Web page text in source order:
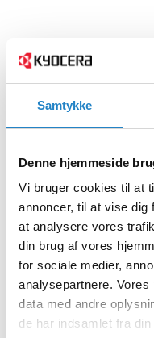
Samtykke
Denne hjemmeside
Vi bruger cookies til at
annoncer, til at vise dig
at analysere vores
din brug af vores
for sociale medier,
analysepartnere.
data med andre
de har indsamlet fra